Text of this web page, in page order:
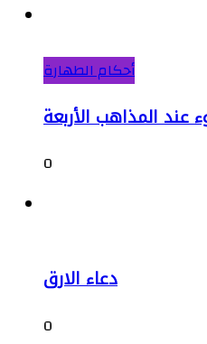
أحكام الطهارة
عند المذاهب الأربعة
0
دعاء الارق
0